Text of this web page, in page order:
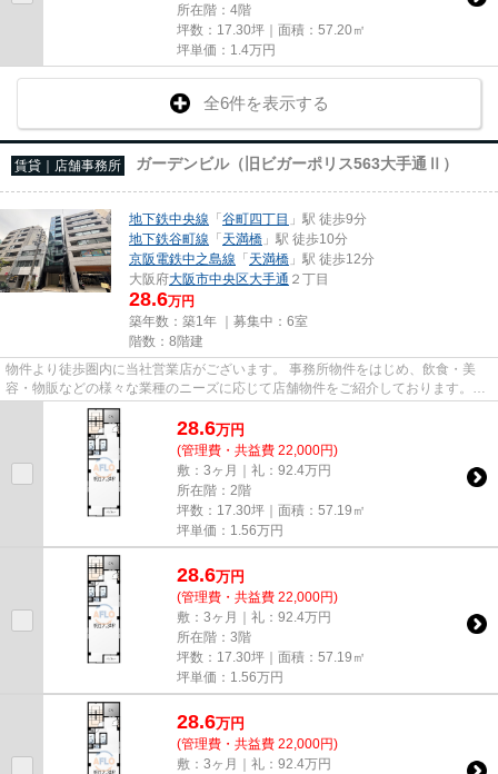
所在階：4階
坪数：17.30坪｜面積：57.20㎡
坪単価： 1.4万円
全6件を表示する
賃貸｜店舗事務所 ガーデンビル（旧ビガーポリス563大手通Ⅱ）
地下鉄中央線 「谷町四丁目 」駅 徒歩9分
地下鉄谷町線 「天満橋 」駅 徒歩10分
京阪電鉄中之島線 「天満橋 」駅 徒歩12分
大阪府大阪市中央区大手通 ２丁目
28.6万円
築年数：築1年 ｜募集中： 6室
階数：8階建
物件より徒歩圏内に当社営業店がございます。 事務所物件をはじめ、飲食・美
容・物販などの様々な業種のニーズに応じて店舗物件をご紹介しております。
尚、弊社ではおとり広告は一切...
28.6万円
(管理費・共益費 22,000円)
敷：3ヶ月｜礼：92.4万円
所在階：2階
坪数：17.30坪｜面積：57.19㎡
坪単価： 1.56万円
28.6万円
(管理費・共益費 22,000円)
敷：3ヶ月｜礼：92.4万円
所在階：3階
坪数：17.30坪｜面積：57.19㎡
坪単価： 1.56万円
28.6万円
(管理費・共益費 22,000円)
敷：3ヶ月｜礼：92.4万円